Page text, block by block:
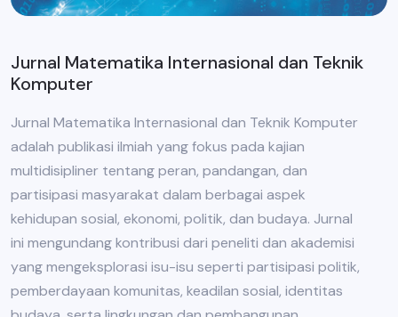
Jurnal Matematika Internasional dan Teknik
Komputer
Jurnal Matematika Internasional dan Teknik Komputer
adalah publikasi ilmiah yang fokus pada kajian
multidisipliner tentang peran, pandangan, dan
partisipasi masyarakat dalam berbagai aspek
kehidupan sosial, ekonomi, politik, dan budaya. Jurnal
ini mengundang kontribusi dari peneliti dan akademisi
yang mengeksplorasi isu-isu seperti partisipasi politik,
pemberdayaan komunitas, keadilan sosial, identitas